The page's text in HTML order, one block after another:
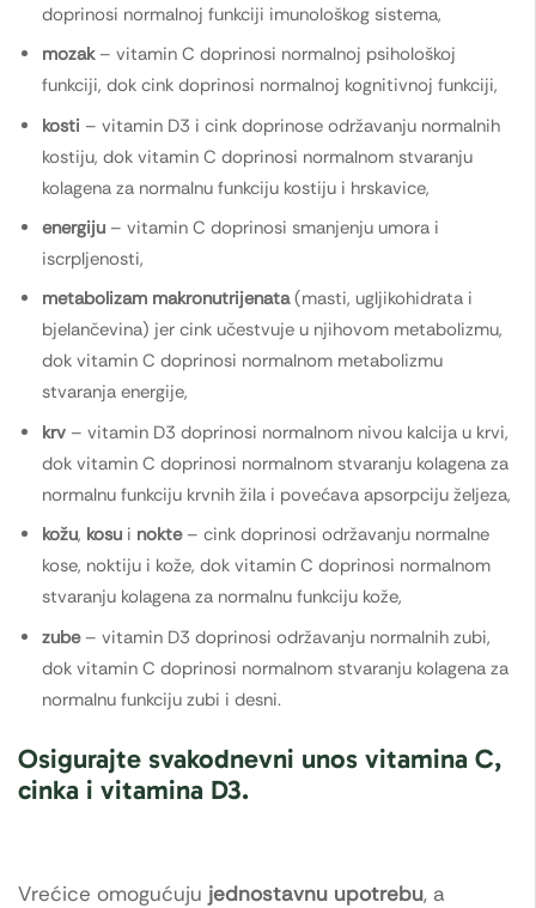
doprinosi normalnoj funkciji imunološkog sistema,
mozak – vitamin C doprinosi normalnoj psihološkoj
funkciji, dok cink doprinosi normalnoj kognitivnoj funkciji,
kosti – vitamin D3 i cink doprinose održavanju normalnih
kostiju, dok vitamin C doprinosi normalnom stvaranju
kolagena za normalnu funkciju kostiju i hrskavice,
energiju – vitamin C doprinosi smanjenju umora i
iscrpljenosti,
metabolizam makronutrijenata(masti, ugljikohidrata i
bjelančevina) jer cink učestvuje u njihovom metabolizmu,
dok vitamin C doprinosi normalnom metabolizmu
stvaranja energije,
krv – vitamin D3 doprinosi normalnom nivou kalcija u krvi,
dok vitamin C doprinosi normalnom stvaranju kolagena za
normalnu funkciju krvnih žila i povećava apsorpciju željeza,
kožu, kosu i nokte – cink doprinosi održavanju normalne
kose, noktiju i kože, dok vitamin C doprinosi normalnom
stvaranju kolagena za normalnu funkciju kože,
zube – vitamin D3 doprinosi održavanju normalnih zubi,
dok vitamin C doprinosi normalnom stvaranju kolagena za
normalnu funkciju zubi i desni.
Osigurajte svakodnevni unos vitamina C,
cinka i vitamina D3.
Vrećice omogućuju jednostavnu upotrebu, a